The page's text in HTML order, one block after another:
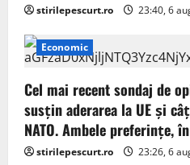
stirilepescurt.ro 23:40, 6
Economic
Cel mai recent sondaj de
susțin aderarea la UE și
NATO. Ambele preferințe,
stirilepescurt.ro 23:26, 6